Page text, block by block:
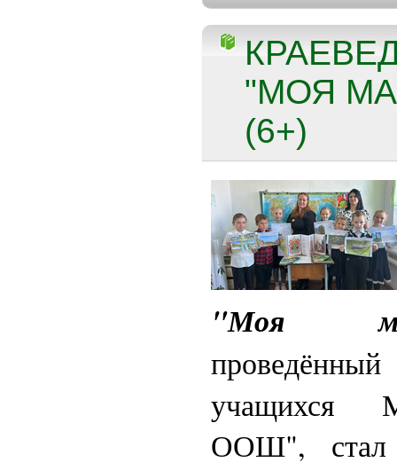
"МОЯ
(6+)
"Моя
учащихся
ООШ", стал